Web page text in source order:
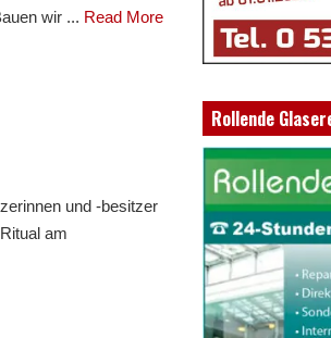
wir ... Read More
und -besitzer
am
Rollende